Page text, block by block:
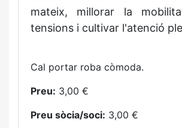
mateix, millorar la
tensions i cultivar l'atenció
Cal portar roba còmoda.
Preu: 3,00 €
Preu sòcia/soci: 3,00 €